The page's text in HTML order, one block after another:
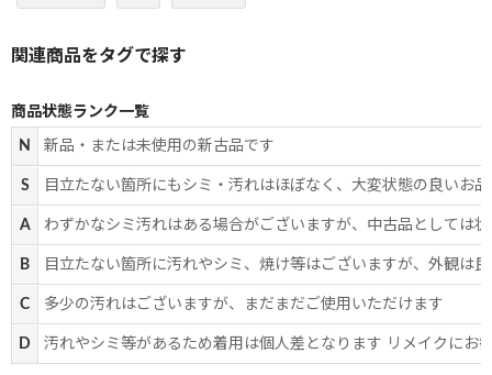
商品状態ランク一覧
N 新品・または未使用の新古品です
S 目立たない箇所にもシミ・汚れはほぼなく、大変状態の良いお
A わずかなシミ汚れはある場合がございますが、中古品としては
B 目立たない箇所に汚れやシミ、焼け等はございますが、外観は
C 多少の汚れはございますが、まだまだご使用いただけます
D 汚れやシミ等があるため着用は個人差となります リメイクにお